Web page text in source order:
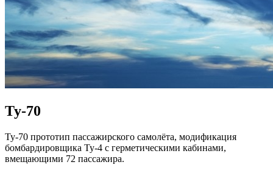
Ту-70
Ту-70 прототип пассажирского самолёта, модификация
бомбардировщика Ту-4 с герметическими кабинами,
вмещающими 72 пассажира.